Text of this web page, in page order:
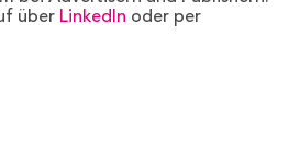
über LinkedIn oder per